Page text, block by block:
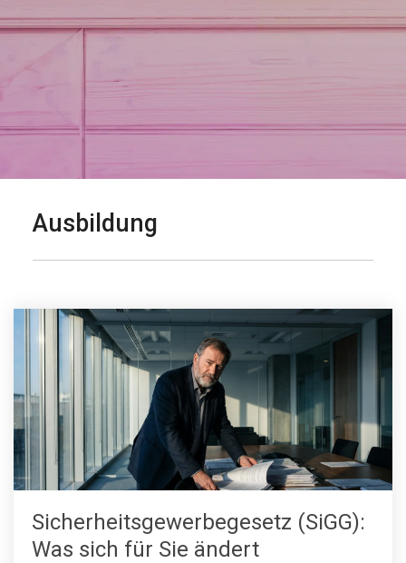
Ausbildung
Sicherheitsgewerbegesetz (SiGG):
Was sich für Sie ändert